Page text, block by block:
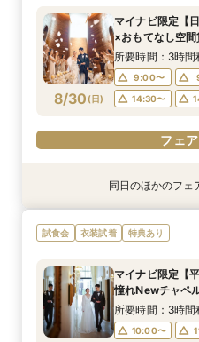
8/29(土)
9:00〜
14:30〜
フェ
8/29(土)
9:15〜
18:00〜
フェ
8/29(土)
9:15〜
14:45〜
フェ
8/29(土)
13:00〜
フェ
8/29(土)
9:00〜
14:30〜
フェ
8/29(土)
9:15〜
18:00〜
フェ
8/30 (日)
マイナビ限定【
×おもてなし空
所要時間：3時間
9:00〜
14:30〜
フェ
衣装試着 特典あり 動画
8/30 (日)
＜初めての式場
たり相談＆見学会
9:00〜
14:30〜
衣装試着 特典あり
8/30 (日)
【10名～におす
食×おもてなし体
9:15〜
18:00〜
衣装試着 特典あり
8/30 (日)
大好評♪ペット婚
W*相談会
9:15〜
14:45〜
8/30 (日)
【遠方の方◎オ
豪華5大特典付き
13:00〜
衣装試着 特典あり
8/30 (日)
【料理重視の方
てなし料理特典
9:10〜
衣装試着 特典あり
8/30 (日)
「即決ナシ」予
人気ドレス優待付
9:15〜
18:00〜
同日のほかのフェ
試食会 衣装試着 特典あり
マイナビ限定【
憧れNewチャペ
所要時間：3時間
10:00〜